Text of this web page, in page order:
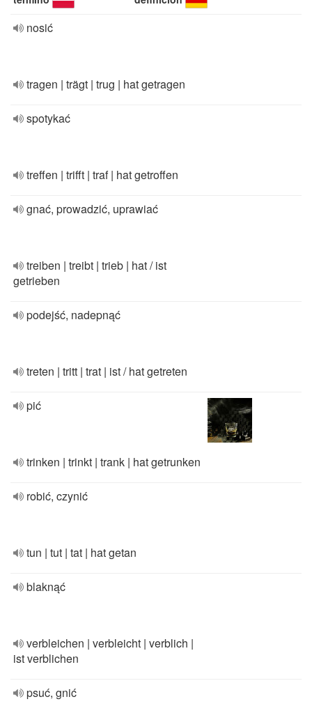
nosić
tragen | trägt | trug | hat getragen
spotykać
treffen | trifft | traf | hat getroffen
gnać, prowadzić, uprawiać
treiben | treibt | trieb | hat / ist
getrieben
podejść, nadepnąć
treten | tritt | trat | ist / hat getreten
pić
trinken | trinkt | trank | hat getrunken
robić, czynić
tun | tut | tat | hat getan
blaknąć
verbleichen | verbleicht | verblich |
ist verblichen
psuć, gnić